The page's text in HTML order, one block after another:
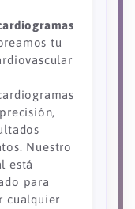
tu
Nuestro
está
para
cualquier